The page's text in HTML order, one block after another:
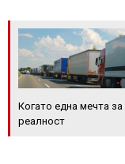
Когато една мечта
реалност